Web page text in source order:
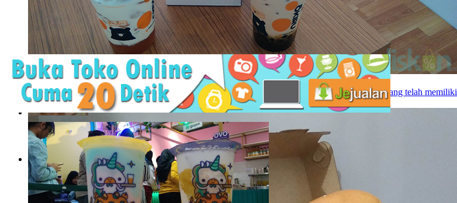
Okiru, Jujugan Baru Pecinta Boba dan Toast
Bencana Corona yang dimulai awal Maret ini memang tidak pernah ada yang menduga. Semua orang telah memiliki
berbagai rencana. Sebagian ..
Okiru, Jujugan Baru Pecinta
Boba dan Toast
Bencana Corona yang dimulai awal ..
The Rock Burger, Burger
Baru yang Mengguncang